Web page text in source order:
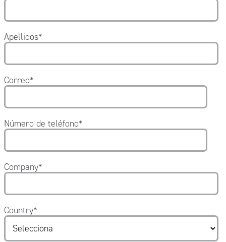
Apellidos*
Correo*
Número de teléfono*
Company*
Country*